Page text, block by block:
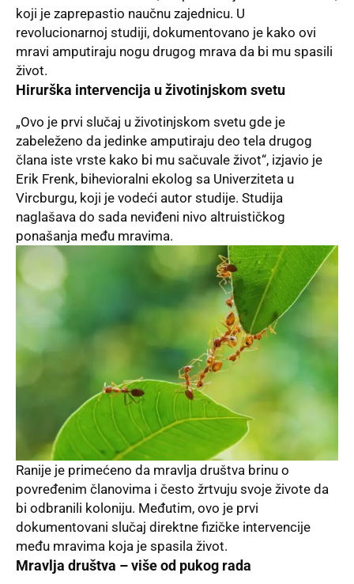
koji je zaprepastio naučnu zajednicu. U
revolucionarnoj studiji, dokumentovano je kako ovi
mravi amputiraju nogu drugog mrava da bi mu spasili
život.
Hirurška intervencija u životinjskom svetu
„Ovo je prvi slučaj u životinjskom svetu gde je
zabeleženo da jedinke amputiraju deo tela drugog
člana iste vrste kako bi mu sačuvale život“, izjavio je
Erik Frenk, bihevioralni ekolog sa Univerziteta u
Vircburgu, koji je vodeći autor studije. Studija
naglašava do sada neviđeni nivo altruističkog
ponašanja među mravima.
Ranije je primećeno da mravlja društva brinu o
povređenim članovima i često žrtvuju svoje živote da
bi odbranili koloniju. Međutim, ovo je prvi
dokumentovani slučaj direktne fizičke intervencije
među mravima koja je spasila život.
Mravlja društva – više od pukog rada